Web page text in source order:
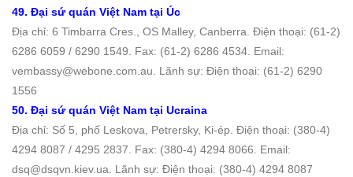
49. Đại sứ quán Việt Nam tại Úc
Địa chỉ: 6 Timbarra Cres., OS Malley, Canberra. Ðiện thoại: (61-2)
6286 6059 / 6290 1549. Fax: (61-2) 6286 4534. Email:
vembassy@webone.com.au. Lãnh sự: Điện thoại: (61-2) 6290
1556
50. Đại sứ quán Việt Nam tại Ucraina
Địa chỉ: Số 5, phố Leskova, Petrersky, Ki-ép. Ðiện thoại: (380-4)
4294 8087 / 4295 2837. Fax: (380-4) 4294 8066. Email:
dsq@dsqvn.kiev.ua. Lãnh sự: Điện thoại: (380-4) 4294 8087